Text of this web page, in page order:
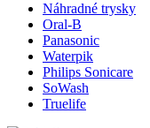
Náhradné trysky
Oral-B
Panasonic
Waterpik
Philips Sonicare
SoWash
Truelife